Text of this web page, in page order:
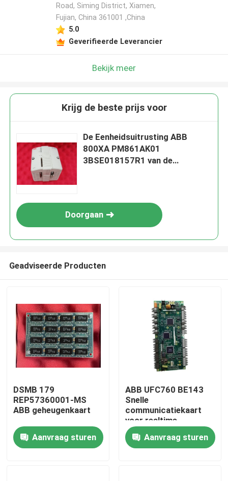
Thuis
Producten
Road, Siming District, Xiamen,
Fujian, China 361001 ,China
5.0
Geverifieerde Leverancier
Bekijk meer
Krijg de beste prijs voor
De Eenheidsuitrusting ABB
800XA PM861AK01
3BSE018157R1 van de
Doorgaan
Geadviseerde Producten
DSMB 179
REP57360001-MS
ABB geheugenkaart
Aanvraag sturen
ABB UFC760 BE143
Snelle
communicatiekaart
voor realtime
gegevensoverdracht
in zware
fabrieksomstandigheden
Aanvraag sturen